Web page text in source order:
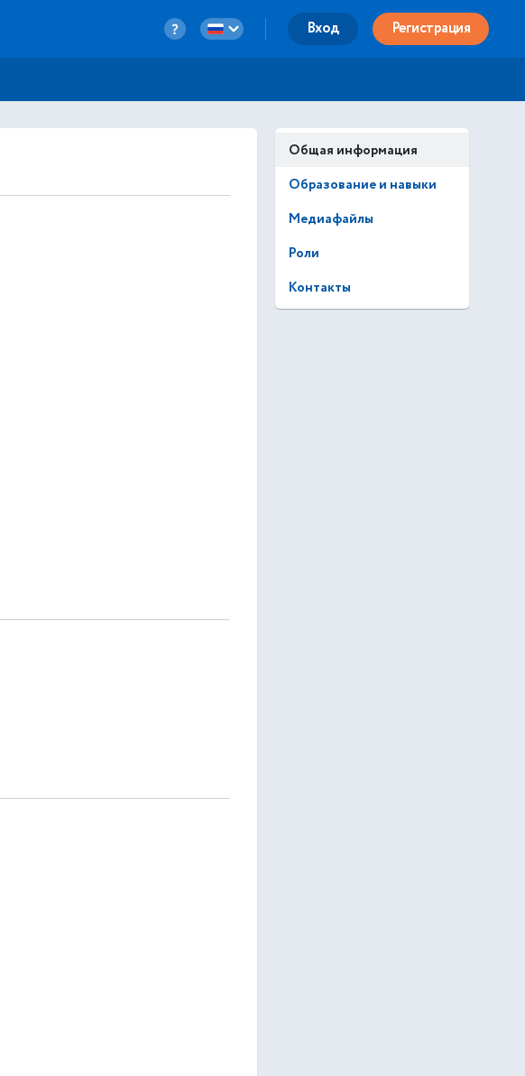
Вход Регистрация
Общая информация
Образование и навыки
Медиафайлы
Роли
Контакты